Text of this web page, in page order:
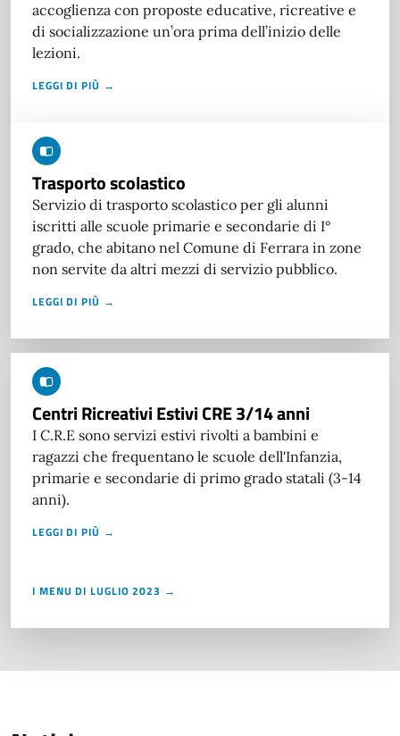
accoglienza con proposte educative, ricreative e
di socializzazione un’ora prima dell’inizio delle
lezioni.
LEGGI DI PIÙ →
Trasporto scolastico
Servizio di trasporto scolastico per gli alunni
iscritti alle scuole primarie e secondarie di I°
grado, che abitano nel Comune di Ferrara in zone
non servite da altri mezzi di servizio pubblico.
LEGGI DI PIÙ →
Centri Ricreativi Estivi CRE 3/14 anni
I C.R.E sono servizi estivi rivolti a bambini e
ragazzi che frequentano le scuole dell'Infanzia,
primarie e secondarie di primo grado statali (3-14
anni).
LEGGI DI PIÙ →
I MENU DI LUGLIO 2023 →